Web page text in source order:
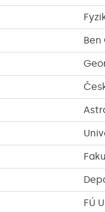
Ben
FÚ